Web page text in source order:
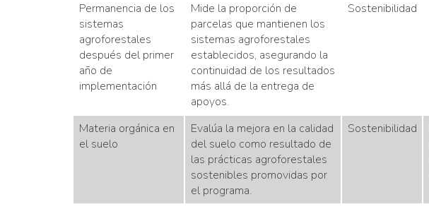
Permanencia de los
sistemas
agroforestales
después del primer
año de
implementación
Mide la proporción de
parcelas que mantienen los
sistemas agroforestales
establecidos, asegurando la
continuidad de los resultados
más allá de la entrega de
apoyos.
Sostenibilidad
Materia orgánica en
el suelo
Evalúa la mejora en la calidad
del suelo como resultado de
las prácticas agroforestales
sostenibles promovidas por
el programa.
Sostenibilidad